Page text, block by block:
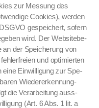
zur Mes­sung des
Cook­ies), wer­den
gespe­ichert, sofern
wird. Der Web­site­be­
an der Spe­icherung von
und opti­mierten
eine Ein­willi­gung zur Spe­
Wieder­erken­nung­
die Ver­ar­beitung auss­
(Art. 6 Abs. 1 lit. a